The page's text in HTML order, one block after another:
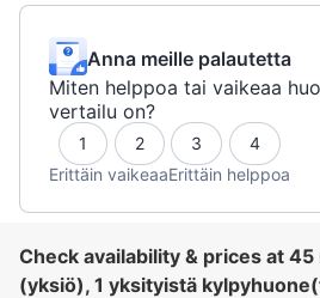
Anna meille palautetta
Miten helppoa tai vaikeaa
vertailu on?
1 2 3
4
Erittäin vaikeaaErittäin helppoa
Check availability & prices at
(yksiö), 1 yksityistä